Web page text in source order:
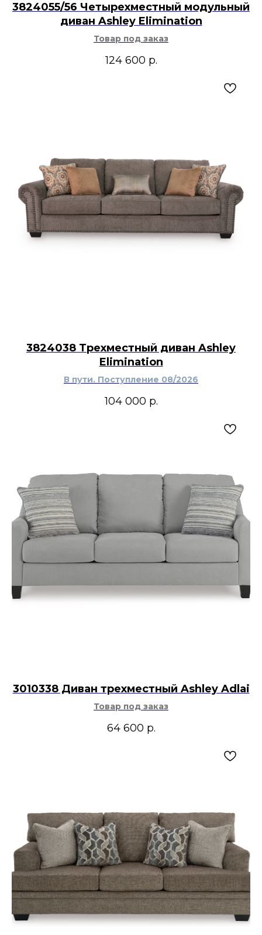
3824055/56 Четырехместный модульный
диван Ashley Elimination
Товар под заказ
124 600 р.
3824038 Трехместный диван Ashley
Elimination
В пути. Поступление 08/2026
104 000 р.
3010338 Диван трехместный Ashley Adlai
Товар под заказ
64 600 р.